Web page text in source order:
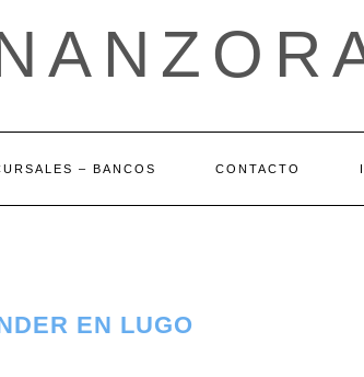
– BANCOS CONTACTO
EN LUGO